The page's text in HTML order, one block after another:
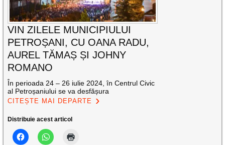
VIN ZILELE MUNICIPIULUI
PETROȘANI, CU OANA RADU,
AUREL TĂMAȘ ȘI JOHNY
ROMANO
În perioada 24 – 26 iulie 2024, în Centrul Civic
al Petroșaniului se va desfășura
CITEȘTE MAI DEPARTE
Distribuie acest articol